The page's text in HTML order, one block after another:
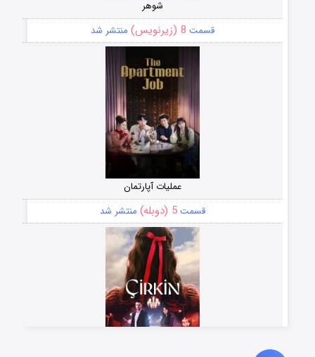
شوهر
قسمت 8 (زیرنویس) منتشر شد
عملیات آپارتمان
قسمت5 (دوبله) منتشر شد